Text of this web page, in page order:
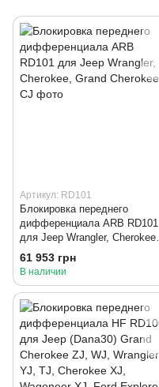
Артикул: RD101
Блокировка переднего
дифференциала ARB RD101
для Jeep Wrangler, Cherokee,
Grand Cherokee, CJ
61 953 грн
В наличии